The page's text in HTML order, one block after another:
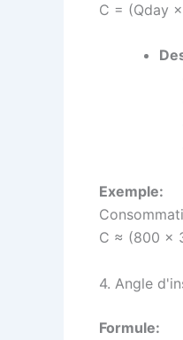
C = (Qday
Exemple:
C ≈ (800 ×
4. Angle
Formule: